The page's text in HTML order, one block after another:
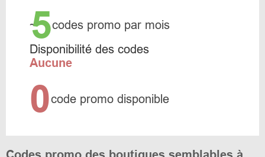
~
5codes promo par mois
Disponibilité des codes
Aucune
0code promo disponible